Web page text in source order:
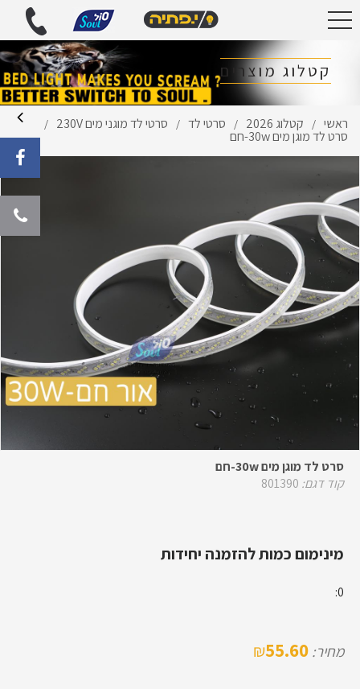
קטלוג מוצרים
ראשי / קטלוג 2026 / סרטי לד / סרטי לד מוגני מים 230V /
סרט לד מוגן מים 30w-חם
סרט לד מוגן מים 30w-חם
קוד דגם: 801390
מינימום כמות להזמנה יחידות
0:
מחיר: 55.60
₪